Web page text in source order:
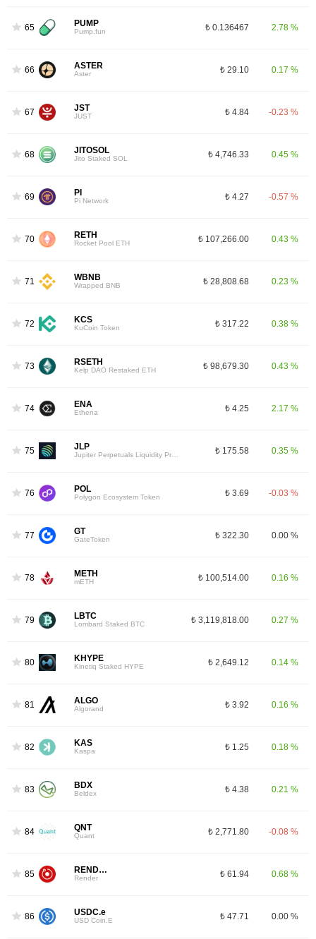
65 PUMP
Pump.fun ₺ 0.136467 2.78 %
66 ASTER
Aster ₺ 29.10 0.17 %
67 JST
JUST ₺ 4.84 -0.23 %
68 JITOSOL
Jito Staked SOL ₺ 4,746.33 0.45 %
69 PI
Pi Network ₺ 4.27 -0.57 %
70 RETH
Rocket Pool ETH ₺ 107,266.00 0.43 %
71 WBNB
Wrapped BNB ₺ 28,808.68 0.23 %
72 KCS
KuCoin Token ₺ 317.22 0.38 %
73 RSETH
Kelp DAO Restaked ETH ₺ 98,679.30 0.43 %
74 ENA
Ethena ₺ 4.25 2.17 %
75 JLP ₺ 175.58 0.35 %
76 POL
Polygon Ecosystem Token ₺ 3.69 -0.03 %
77 GT
GateToken ₺ 322.30 0.00 %
78 METH
mETH ₺ 100,514.00 0.16 %
79 LBTC
Lombard Staked BTC ₺ 3,119,818.00 0.27 %
80 KHYPE
Kinetiq Staked HYPE ₺ 2,649.12 0.14 %
81 ALGO
Algorand ₺ 3.92 0.16 %
82 KAS
Kaspa ₺ 1.25 0.18 %
83 BDX
Beldex ₺ 4.38 0.21 %
84 QNT
Quant ₺ 2,771.80 -0.08 %
85 RENDER
Render ₺ 61.94 0.68 %
86 USDC.e
USD Coin.E ₺ 47.71 0.00 %